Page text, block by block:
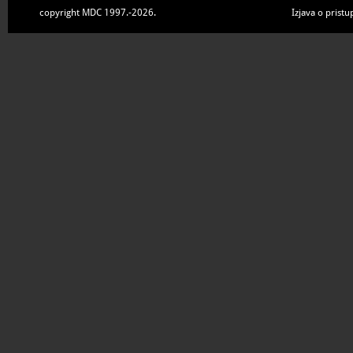
copyright MDC 1997.-2026. Izjava o